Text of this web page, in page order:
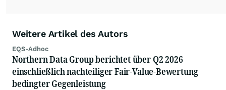
Weitere Artikel des Autors
EQS-Adhoc
Northern Data Group berichtet über Q2 2026
einschließlich nachteiliger Fair-Value-Bewertung
bedingter Gegenleistung